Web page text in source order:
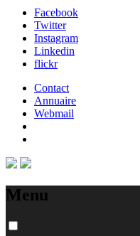
Facebook
Twitter
Instagram
Linkedin
flickr
Contact
Annuaire
Webmail
Menu